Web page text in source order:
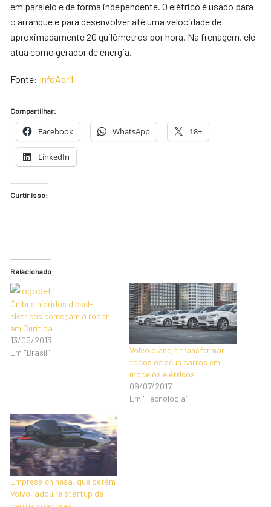
em paralelo e de forma independente. O elétrico é usado para
o arranque e para desenvolver até uma velocidade de
aproximadamente 20 quilômetros por hora. Na frenagem, ele
atua como gerador de energia.
Fonte: InfoAbril
Compartilhar:
Facebook WhatsApp 18+
LinkedIn
Curtir isso:
Relacionado
Ônibus híbridos diesel-
elétricos começam a rodar
em Curitiba
13/05/2013
Em "Brasil"
Volvo planeja transformar
todos os seus carros em
modelos elétricos
09/07/2017
Em "Tecnologia"
Empresa chinesa, que detém
Volvo, adquire startup de